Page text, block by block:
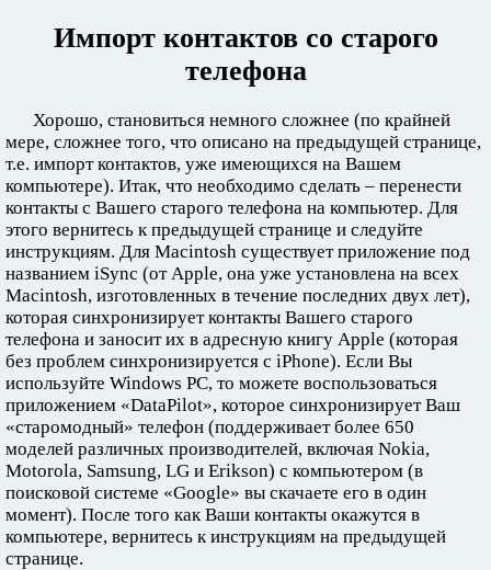
Импорт контактов со старого
телефона
Хорошо, становиться немного сложнее (по крайней
мере, сложнее того, что описано на предыдущей странице,
т.е. импорт контактов, уже имеющихся на Вашем
компьютере). Итак, что необходимо сделать – перенести
контакты с Вашего старого телефона на компьютер. Для
этого вернитесь к предыдущей странице и следуйте
инструкциям. Для Macintosh существует приложение под
названием iSync (от Apple, она уже установлена на всех
Macintosh, изготовленных в течение последних двух лет),
которая синхронизирует контакты Вашего старого
телефона и заносит их в адресную книгу Apple (которая
без проблем синхронизируется с iPhone). Если Вы
используйте Windows PC, то можете воспользоваться
приложением «DataPilot», которое синхронизирует Ваш
«старомодный» телефон (поддерживает более 650
моделей различных производителей, включая Nokia,
Motorola, Samsung, LG и Erikson) с компьютером (в
поисковой системе «Google» вы скачаете его в один
момент). После того как Ваши контакты окажутся в
компьютере, вернитесь к инструкциям на предыдущей
странице.